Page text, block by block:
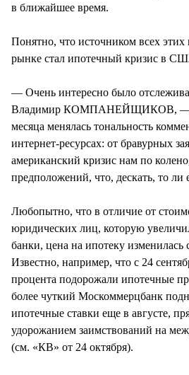
в ближайшее время.
Понятно, что источником всех
рынке стал ипотечный кризис в
— Очень интересно было
Владимир КОМПАНЕЙЩИКОВ, —
месяца менялась тональность
интернет-ресурсах: от бравурных
американский кризис нам по
предположений, что, дескать, то ли
Любопытно, что в отличие от
юридических лиц, которую
банки, цена на ипотеку изменилась
Известно, например, что с 24
процента подорожали ипотечные
более чуткий Москоммерцбанк
ипотечные ставки еще в августе,
удорожанием заимствований на
(см. «КВ» от 24 октября).